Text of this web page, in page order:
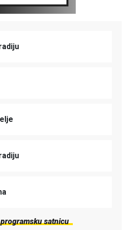
satnicu